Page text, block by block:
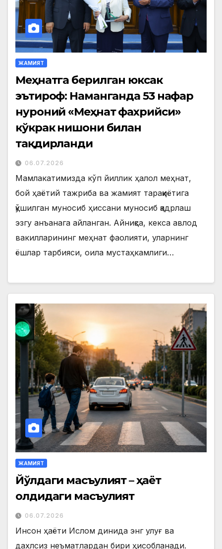
ЖАМИЯТ
Меҳнатга берилган юксак
эътироф: Наманганда 53 нафар
нуроний «Меҳнат фахрийси»
кўкрак нишони билан
тақдирланди
06.07.2026
Мамлакатимизда кўп йиллик ҳалол меҳнат,
бой ҳаётий тажриба ва жамият тараққиётига
қўшилган муносиб ҳиссани муносиб қадрлаш
эзгу анъанага айланган. Айниқса, кекса авлод
вакилларининг меҳнат фаолияти, уларнинг
ёшлар тарбияси, оила мустаҳкамлиги…
ЖАМИЯТ
Йўлдаги масъулият – ҳаёт
олдидаги масъулият
06.07.2026
Инсон ҳаёти Ислом динида энг улуғ ва
дахлсиз неъматлардан бири ҳисобланади.